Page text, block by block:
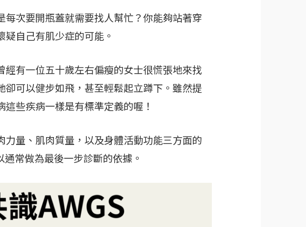
次要開瓶蓋就需要找人幫忙？你能夠站著穿
自己有肌少症的可能。
有一位五十歲左右偏瘦的女士很慌張地來找
可以健步如飛，甚至輕鬆起立蹲下。雖然提
些疾病一樣是有標準定義的喔！
量、肌肉質量，以及身體活動功能三方面的
常做為最後一步診斷的依據。